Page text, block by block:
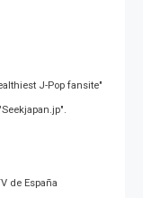
J-Pop fansite"
de España